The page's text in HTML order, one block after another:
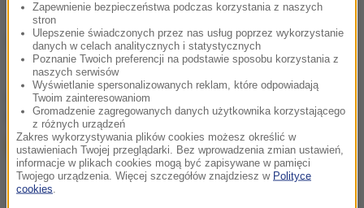
Źródło: RMF24
chcesz widzieć więcej artykułów od RMF24?
dodaj w
Google
Zapewnienie bezpieczeństwa podczas korzystania z naszych
stron
Ulepszenie świadczonych przez nas usług poprzez wykorzystanie
danych w celach analitycznych i statystycznych
Poznanie Twoich preferencji na podstawie sposobu korzystania z
naszych serwisów
Wyświetlanie spersonalizowanych reklam, które odpowiadają
Twoim zainteresowaniom
Gromadzenie zagregowanych danych użytkownika korzystającego
z różnych urządzeń
Zakres wykorzystywania plików cookies możesz określić w
ustawieniach Twojej przeglądarki. Bez wprowadzenia zmian ustawień,
informacje w plikach cookies mogą być zapisywane w pamięci
Twojego urządzenia. Więcej szczegółów znajdziesz w Polityce
cookies